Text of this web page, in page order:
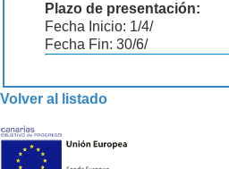
Plazo de presentación:
Fecha Inicio: 1/4/
Fecha Fin: 30/6/
Volver al listado